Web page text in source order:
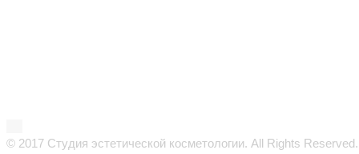
© 2017 Студия эстетической косметологии. All Rights Reserved.